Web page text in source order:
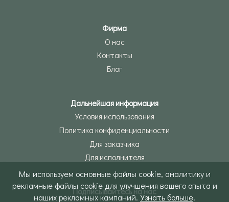
Мы используем основные файлы cookie, аналитику и
рекламные файлы cookie для улучшения вашего опыта и
наших рекламных кампаний.Узнать больше.
Фирма
О нас
Контакты
Блог
Дальнейшая информация
Условия использования
Политика конфиденциальности
Для заказчика
Для исполнителя
Подписывайтесь на нас